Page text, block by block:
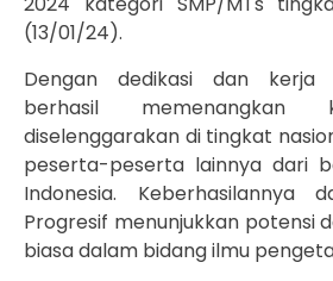
(13/01/24).
Dengan dedikasi dan kerja
berhasil memenangkan
diselenggarakan di tingkat
peserta-peserta lainnya dari
Indonesia. Keberhasilannya
Progresif menunjukkan potensi
biasa dalam bidang ilmu